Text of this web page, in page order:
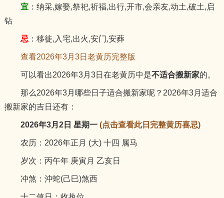
宜：纳采,嫁娶,祭祀,祈福,出行,开市,会亲友,动土,破土,启
钻
忌 ：移徙,入宅,出火,安门,安葬
查看2026年3月3日老黄历完整版
可以看出2026年3月3日在老黄历中是不适合搬新家的。
那么2026年3月哪些日子适合搬新家呢？2026年3月适合
搬新家的吉日还有：
2026年3月2日 星期一 (点击查看此日完整黄历喜忌)
农历：2026年正月 (大) 十四 属马
岁次：丙午年 庚寅月 乙亥日
冲煞：沖蛇(己巳)煞西